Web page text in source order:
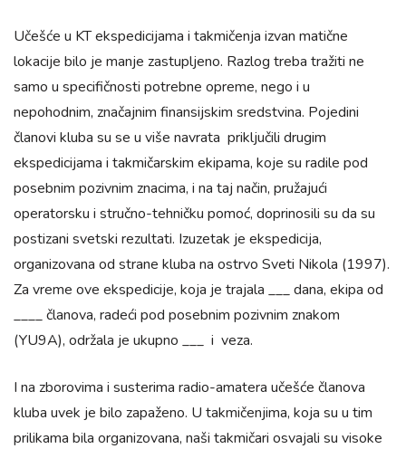
Učešće u KT ekspedicijama i takmičenja izvan matične
lokacije bilo je manje zastupljeno. Razlog treba tražiti ne
samo u specifičnosti potrebne opreme, nego i u
nepohodnim, značajnim finansijskim sredstvina. Pojedini
članovi kluba su se u više navrata priključili drugim
ekspedicijama i takmičarskim ekipama, koje su radile pod
posebnim pozivnim znacima, i na taj način, pružajući
operatorsku i stručno-tehničku pomoć, doprinosili su da su
postizani svetski rezultati. Izuzetak je ekspedicija,
organizovana od strane kluba na ostrvo Sveti Nikola (1997).
Za vreme ove ekspedicije, koja je trajala ___ dana, ekipa od
____ članova, radeći pod posebnim pozivnim znakom
(YU9A), održala je ukupno ___ i veza.
I na zborovima i susterima radio-amatera učešće članova
kluba uvek je bilo zapaženo. U takmičenjima, koja su u tim
prilikama bila organizovana, naši takmičari osvajali su visoke